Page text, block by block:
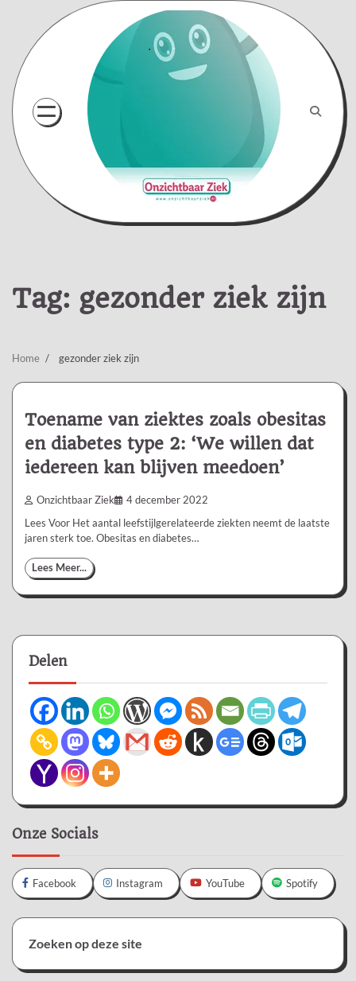
content
Tag: gezonder ziek zijn
Home gezonder ziek zijn
Toename van ziektes zoals obesitas
en diabetes type 2: ‘We willen dat
iedereen kan blijven meedoen’
Onzichtbaar Ziek 4 december 2022
Lees Voor Het aantal leefstijlgerelateerde ziekten neemt de laatste
jaren sterk toe. Obesitas en diabetes…
Lees Meer...
Delen
Onze Socials
Facebook Instagram YouTube Spotify
Zoeken op deze site